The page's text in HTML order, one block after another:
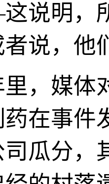
说明，
说，他
里，媒体
在事件
瓜分，